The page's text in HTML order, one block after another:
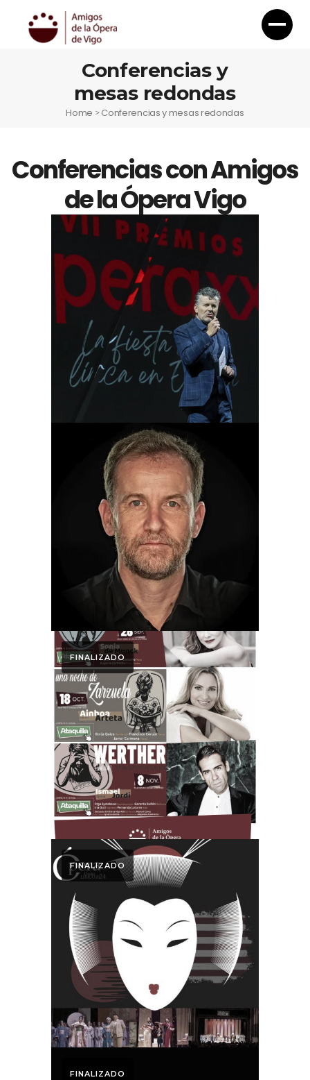
Conferencias y
mesas redondas
Home >Conferencias y mesas redondas
Conferencias con Amigos
de la Ópera Vigo
Hablemos de Don
Giovanni
Otoño Lírico
Hablemos de
TRISTANA
Otoño Lírico
Dossier Medio
Otoño Lírico 2025
Otoño Lírico
FINALIZADO
Dossier Medios.
Otoño Lírico 2024
FINALIZADO
FINALIZADO